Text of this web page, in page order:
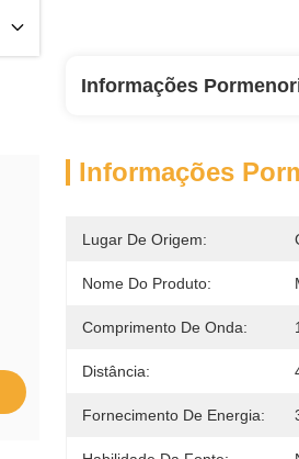
Informações
Informações
Lugar De Origem:
Nome Do Produto:
Comprimento De Onda:
Distância:
Fornecimento De Energia: